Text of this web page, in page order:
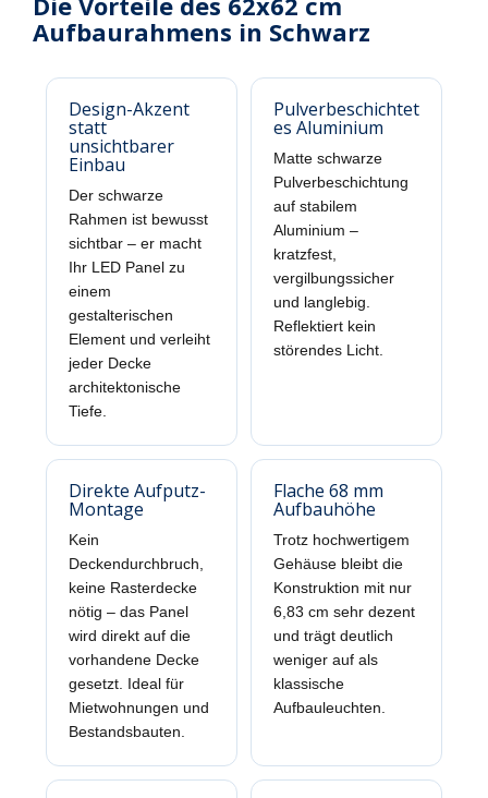
Aufbaurahmens in Schwarz
Design-Akzent
statt
unsichtbarer
Einbau
Der schwarze
Rahmen ist bewusst
sichtbar – er macht
Ihr LED Panel zu
einem
gestalterischen
Element und verleiht
jeder Decke
architektonische
Tiefe.
Pulverbeschichtet
es Aluminium
Matte schwarze
Pulverbeschichtung
auf stabilem
Aluminium –
kratzfest,
vergilbungssicher
und langlebig.
Reflektiert kein
störendes Licht.
Direkte Aufputz-
Montage
Kein
Deckendurchbruch,
keine Rasterdecke
nötig – das Panel
wird direkt auf die
vorhandene Decke
gesetzt. Ideal für
Mietwohnungen und
Bestandsbauten.
Flache 68 mm
Aufbauhöhe
Trotz hochwertigem
Gehäuse bleibt die
Konstruktion mit nur
6,83 cm sehr dezent
und trägt deutlich
weniger auf als
klassische
Aufbauleuchten.